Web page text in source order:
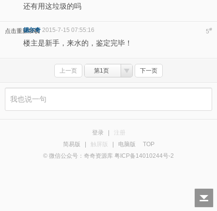
还有用这垃圾的吗
点击重新加载 5#
德尔奇 2015-7-15 07:55:16
楼主是新手，来水的，鉴定完毕！
上一页 第1页 下一页
登录
注册
简易版
触屏版 电脑版
TOP
© 微信公众号：奇奇资源库 粤ICP备14010244号-2